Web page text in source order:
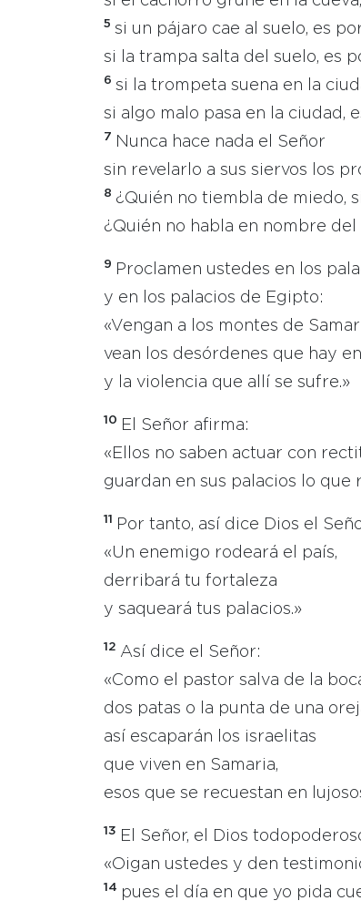
5 si un pájaro cae al suelo, es
si la trampa salta del suelo, es
6 si la trompeta suena en la
si algo malo pasa en la ciudad,
7
Nunca hace nada el Señor
sin revelarlo a sus siervos los
8 ¿Quién no tiembla de miedo,
¿Quién no habla en nombre del
9
Proclamen ustedes en los
y en los palacios de Egipto:
«Vengan a los montes de
vean los desórdenes que hay
y la violencia que allí se sufre.»
10
El Señor afirma:
«Ellos no saben actuar con
guardan en sus palacios lo que
11
Por tanto, así dice Dios el
«Un enemigo rodeará el país,
derribará tu fortaleza
y saqueará tus palacios.»
12 Así dice el Señor:
«Como el pastor salva de la
dos patas o la punta de una
así escaparán los israelitas
que viven en Samaria,
esos que se recuestan en
13
El Señor, el Dios
«Oigan ustedes y den
14 pues el día en que yo pida